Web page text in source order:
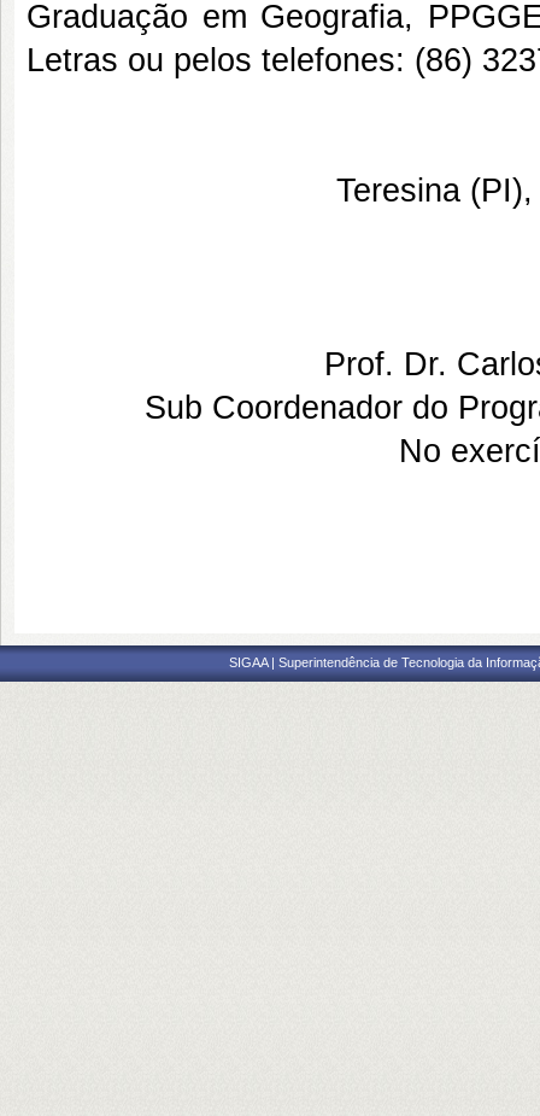
Graduação em Geografia,
Letras ou pelos telefones: (86)
Teresina
Prof. Dr.
Sub Coordenador do
No
SIGAA | Superintendência de Tecnologia da